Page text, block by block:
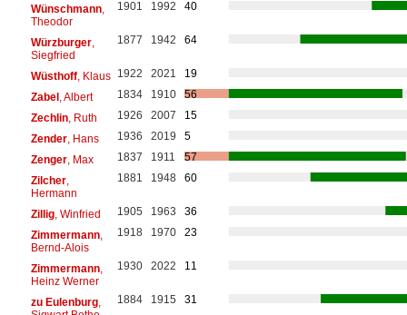
Wünschmann,
Theodor
1901 1992 40
Würzburger,
Siegfried
1877 1942 64
Wüsthoff, Klaus 1922 2021
19
Zabel, Albert 1834 1910
56
Zechlin, Ruth 1926 2007
15
Zender, Hans 1936 2019
5
Zenger, Max 1837 1911
57
Zilcher,
Hermann
1881 1948 60
Zillig, Winfried 1905 1963
36
Zimmermann,
Bernd-Alois
1918 1970 23
Zimmermann,
Heinz Werner
1930 2022 11
zu Eulenburg,
1884 1915 31